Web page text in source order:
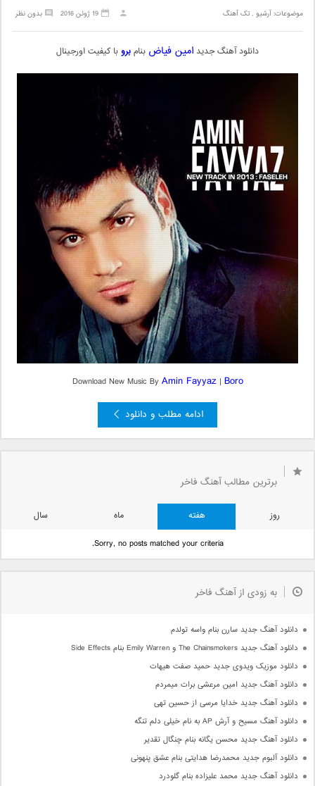
موضوعات:آرشیو ,تک آهنگ بدون نظر 19 ژوئن 2016
دانلود آهنگ جدید امین فیاض بنامبروبا کیفیت اورجینال
Download New Music ByAmin Fayyaz| Boro
ادامه مطلب و دانلود
برترین مطالب آهنگ فاخر
روز هفته ماه
سال
Sorry, no posts matched your criteria.
به زودی از آهنگ فاخر
دانلود آهنگ جدید سارن بنام واسه تولدم
دانلود آهنگ جدید The Chainsmokers و Emily Warren بنام Side Effects
دانلود موزیک ویدوی جدید حمید صفت هیهات
دانلود آهنگ جدید امین مرعشی برات میمردم
دانلود آهنگ جدید خدایا مرسی از حسین تهی
دانلود آهنگ مسیح و آرش AP به نام خیلی دلم تنگه
دانلود آهنگ جدید محسن یگانه بنام چنگال تقدیر
دانلود آلبوم جدید محمدرضا هدایتی بنام عشق پنهونی
دانلود آهنگ جدید محمد علیزاده بنام گلودرد